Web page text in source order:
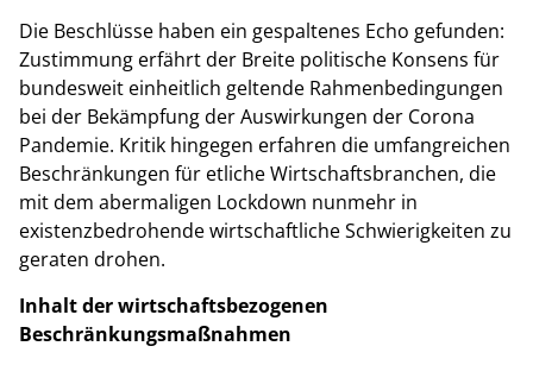
Die Beschlüsse haben ein gespaltenes Echo gefunden:
Zustimmung erfährt der Breite politische Konsens für
bundesweit einheitlich geltende Rahmenbedingungen
bei der Bekämpfung der Auswirkungen der Corona
Pandemie. Kritik hingegen erfahren die umfangreichen
Beschränkungen für etliche Wirtschaftsbranchen, die
mit dem abermaligen Lockdown nunmehr in
existenzbedrohende wirtschaftliche Schwierigkeiten zu
geraten drohen.
Inhalt der wirtschaftsbezogenen
Beschränkungsmaßnahmen